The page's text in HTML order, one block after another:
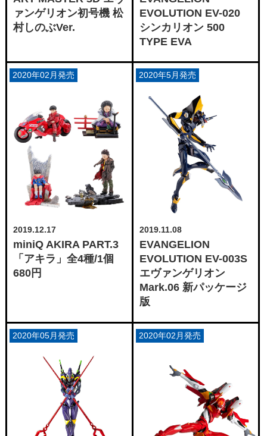
ァンゲリオン初号機 松
村しのぶVer.
EVOLUTION EV-020
シンカリオン 500
TYPE EVA
2019.12.17
miniQ AKIRA PART.3
「アキラ」全4種/1個
680円
2020年02月発売
2019.11.08
EVANGELION
EVOLUTION EV-003S
エヴァンゲリオン
Mark.06 新パッケージ
版
2020年5月発売
2020年05月発売 2020年02月発売